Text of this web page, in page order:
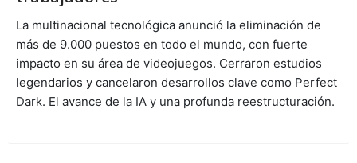
La multinacional tecnológica anunció la eliminación de
más de 9.000 puestos en todo el mundo, con fuerte
impacto en su área de videojuegos. Cerraron estudios
legendarios y cancelaron desarrollos clave como Perfect
Dark. El avance de la IA y una profunda reestructuración.